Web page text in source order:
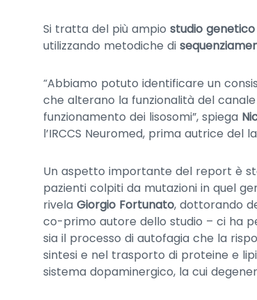
Si tratta del più ampio studio genetico
utilizzando metodiche di
“Abbiamo potuto identificare un
che alterano la funzionalità del
funzionamento dei lisosomi”, spiega
l’IRCCS Neuromed, prima autrice del
Un aspetto importante del report è
pazienti colpiti da mutazioni in quel
rivela Giorgio Fortunato, dottorando
co-primo autore dello studio – ci ha
sia il processo di autofagia che la
sintesi e nel trasporto di proteine e
sistema dopaminergico, la cui